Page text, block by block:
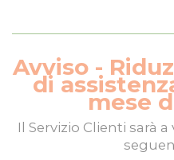
Avviso -
di
mese
Il Servizio Clienti sarà a